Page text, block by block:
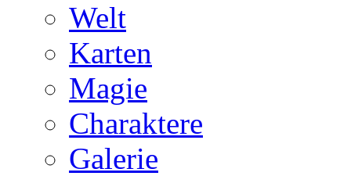
Welt
Karten
Magie
Charaktere
Galerie